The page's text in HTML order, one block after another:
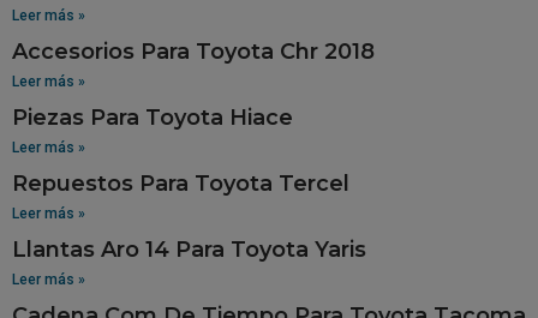
Leer más »
Accesorios Para Toyota Chr 2018
Leer más »
Piezas Para Toyota Hiace
Leer más »
Repuestos Para Toyota Tercel
Leer más »
Llantas Aro 14 Para Toyota Yaris
Leer más »